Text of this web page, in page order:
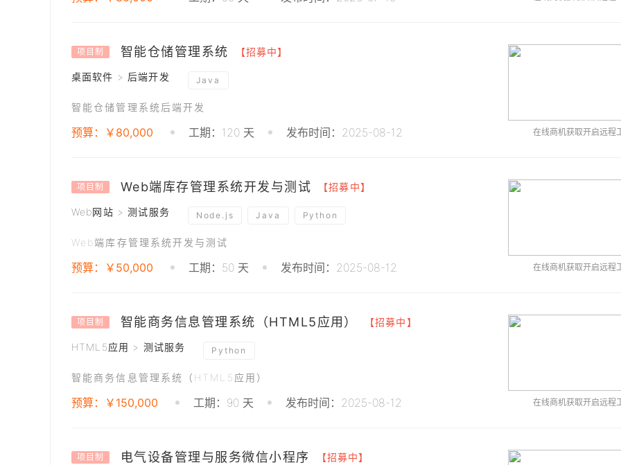
项目制 智能仓储管理系统 【招募中】
桌面软件 > 后端开发 Java
智能仓储管理系统后端开发
预算：￥80,000 工期：120 天 发布时间：2025-08-12 在线商机获取开启远程
项目制 Web端库存管理系统开发与测试 【招募中】
Web网站 > 测试服务 Node.js Java Python
Web端库存管理系统开发与测试
预算：￥50,000 工期：50 天 发布时间：2025-08-12 在线商机获取开启远程
项目制 智能商务信息管理系统（HTML5应用） 【招募中】
HTML5应用 > 测试服务 Python
智能商务信息管理系统（HTML5应用）
预算：￥150,000 工期：90 天 发布时间：2025-08-12 在线商机获取开启远程
项目制 电气设备管理与服务微信小程序 【招募中】